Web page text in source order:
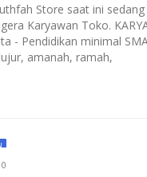
Store saat ini sedang
Karyawan Toko.
- Pendidikan minimal
amanah, ramah,
0